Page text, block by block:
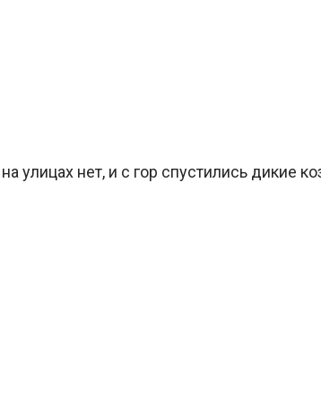
улицах нет, и с гор спустились дикие